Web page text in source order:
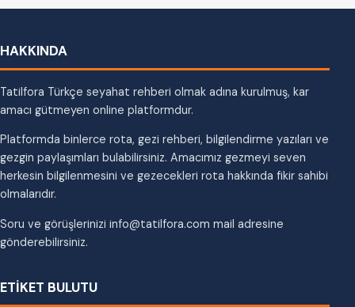
HAKKINDA
Tatilfora Türkçe seyahat rehberi olmak adına kurulmuş, kar
amacı gütmeyen online platformdur.
Platformda binlerce rota, gezi rehberi, bilgilendirme yazıları ve
gezgin paylaşımları bulabilirsiniz. Amacımız gezmeyi seven
herkesin bilgilenmesini ve gezecekleri rota hakkında fikir sahibi
olmalarıdır.
Soru ve görüşlerinizi info@tatilfora.com mail adresine
gönderebilirsiniz.
ETİKET BULUTU